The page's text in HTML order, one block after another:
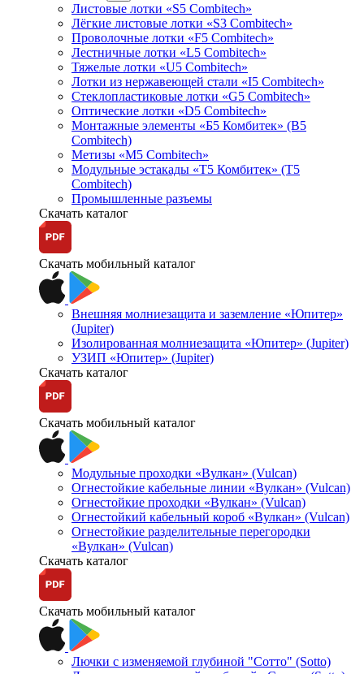
Листовые лотки «S5 Combitech»
Лёгкие листовые лотки «S3 Combitech»
Проволочные лотки «F5 Combitech»
Лестничные лотки «L5 Combitech»
Тяжелые лотки «U5 Combitech»
Лотки из нержавеющей стали «I5 Combitech»
Стеклопластиковые лотки «G5 Combitech»
Оптические лотки «D5 Combitech»
Монтажные элементы «Б5 Комбитек» (B5
Combitech)
Метизы «M5 Combitech»
Модульные эстакады «Т5 Комбитек» (T5
Combitech)
Промышленные разъемы
Скачать каталог
Скачать мобильный каталог
Внешняя молниезащита и заземление «Юпитер»
(Jupiter)
Изолированная молниезащита «Юпитер» (Jupiter)
УЗИП «Юпитер» (Jupiter)
Скачать каталог
Скачать мобильный каталог
Модульные проходки «Вулкан» (Vulcan)
Огнестойкие кабельные линии «Вулкан» (Vulcan)
Огнестойкие проходки «Вулкан» (Vulcan)
Огнестойкий кабельный короб «Вулкан» (Vulcan)
Огнестойкие разделительные перегородки
«Вулкан» (Vulcan)
Скачать каталог
Скачать мобильный каталог
Лючки с изменяемой глубиной "Сотто" (Sotto)